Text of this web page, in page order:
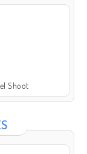
Shoot